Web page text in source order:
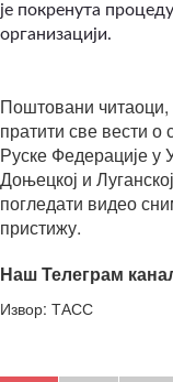
је покренута
организацији.
Поштовани
пратити све вести о
Руске Федерације у
Доњецкој и
погледати видео
пристижу.
Наш Телеграм
Извор: ТАСС